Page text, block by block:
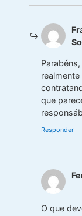
que
Responder
O que